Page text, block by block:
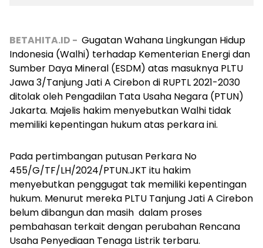
BETAHITA.ID - Gugatan Wahana Lingkungan Hidup
Indonesia (Walhi) terhadap Kementerian Energi dan
Sumber Daya Mineral (ESDM) atas masuknya PLTU
Jawa 3/Tanjung Jati A Cirebon di RUPTL 2021-2030
ditolak oleh Pengadilan Tata Usaha Negara (PTUN)
Jakarta. Majelis hakim menyebutkan Walhi tidak
memiliki kepentingan hukum atas perkara ini.
Pada pertimbangan putusan Perkara No
455/G/TF/LH/2024/PTUN.JKT itu hakim
menyebutkan penggugat tak memiliki kepentingan
hukum. Menurut mereka PLTU Tanjung Jati A Cirebon
belum dibangun dan masih dalam proses
pembahasan terkait dengan perubahan Rencana
Usaha Penyediaan Tenaga Listrik terbaru.